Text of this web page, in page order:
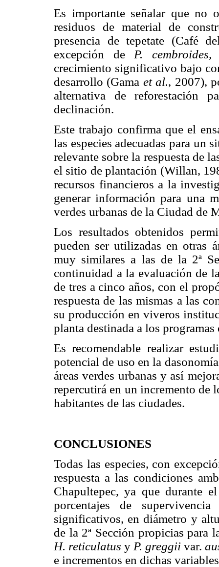
Es importante señalar que no
residuos de material de
presencia de tepetate (Café
excepción de P. cembroides,
crecimiento significativo bajo
desarrollo (Gama et al., 2007),
alternativa de reforestación
declinación.
Este trabajo confirma que el
las especies adecuadas para
relevante sobre la respuesta de
el sitio de plantación (Willan,
recursos financieros a la
generar información para una
verdes urbanas de la Ciudad de
Los resultados obtenidos
pueden ser utilizadas en otras
muy similares a las de la 2ª
continuidad a la evaluación de
de tres a cinco años, con el
respuesta de las mismas a las
su producción en viveros
planta destinada a los
Es recomendable realizar
potencial de uso en la
áreas verdes urbanas y así
repercutirá en un incremento de
habitantes de las ciudades.
CONCLUSIONES
Todas las especies, con
respuesta a las condiciones
Chapultepec, ya que durante
porcentajes de
significativos, en diámetro y
de la 2ª Sección propicias para
H. reticulatus y P. greggii var.
e incrementos en dichas